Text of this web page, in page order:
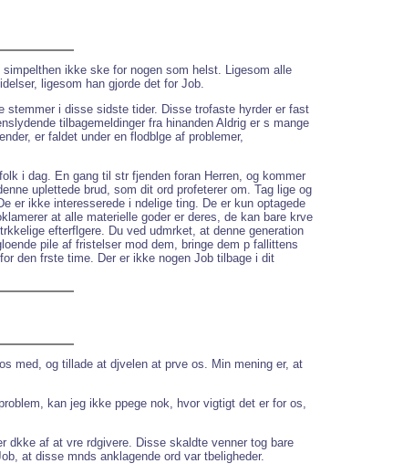
ikke ske for nogen som helst. Ligesom alle
ligesom han gjorde det for Job.
stemmer i disse sidste tider. Disse trofaste hyrder er fast
tilbagemeldinger fra hinanden Aldrig er s mange
er faldet under en flodblge af problemer,
i dag. En gang til str fjenden foran Herren, og kommer
uplettede brud, som dit ord profeterer om. Tag lige og
er ikke interesserede i ndelige ting. De er kun optagede
at alle materielle goder er deres, de kan bare krve
efterflgere. Du ved udmrket, at denne generation
pile af fristelser mod dem, bringe dem p fallittens
den frste time. Der er ikke nogen Job tilbage i dit
med, og tillade at djvelen at prve os. Min mening er, at
kan jeg ikke ppege nok, hvor vigtigt det er for os,
dkke af at vre rdgivere. Disse skaldte venner tog bare
at disse mnds anklagende ord var tbeligheder.